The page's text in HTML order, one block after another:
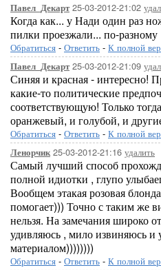
Павел_Декарт25-03-2012-21:02
Когда как... у Нади один раз
пилки проезжали... по-разному
Обратиться - Ответить - К полной
Павел_Декарт25-03-2012-21:09
Синяя и красная - интересно!
какие-то политические
соответствующую! Только
оранжевый, и голубой, и
Обратиться - Ответить - К полной
Ленорчик25-03-2012-21:16 удалить
Самый лучший способ
полной идиотки , глупо
Вообщем этакая розовая
помогает))) Точно с таким же
нельзя. На замечания широко
удивляюсь , мило извиняюсь и
материалом))))))))
Обратиться - Ответить - К полной